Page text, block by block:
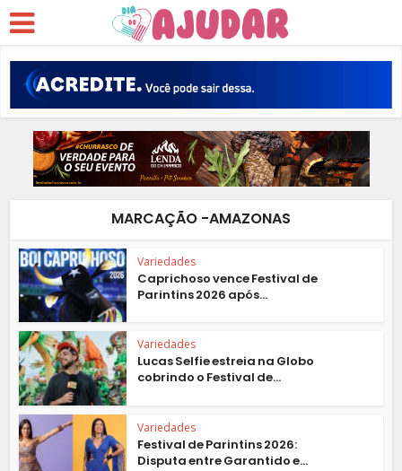
MARCAÇÃO -AMAZONAS
Variedades
Caprichoso vence Festival de
Parintins 2026 após...
Variedades
Lucas Selfie estreia na Globo
cobrindo o Festival de...
Variedades
Festival de Parintins 2026:
Disputa entre Garantido e...